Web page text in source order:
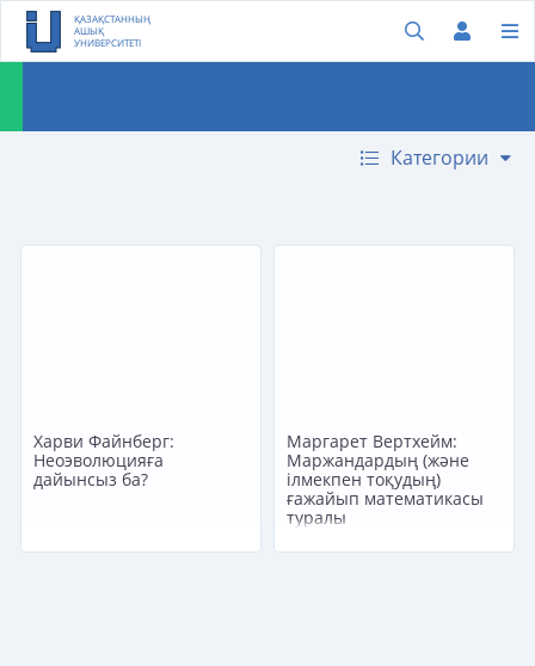
ҚАЗАҚСТАННЫҢ
АШЫҚ
УНИВЕРСИТЕТІ
Категории
Харви Файнберг:
Неоэволюцияға
дайынсыз ба?
Маргарет Вертхейм:
Маржандардың (және
ілмекпен тоқудың)
ғажайып математикасы
туралы